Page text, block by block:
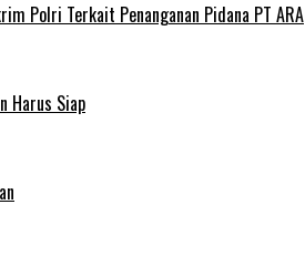
Polri Terkait Penanganan Pidana PT ARA
Harus Siap